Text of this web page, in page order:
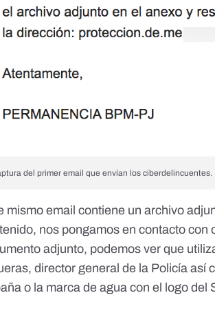
del primer email que envían los ciberdelincuentes.
mismo email contiene un archivo
nos pongamos en contacto con
adjunto, podemos ver que
director general de la Policía así
o la marca de agua con el logo del